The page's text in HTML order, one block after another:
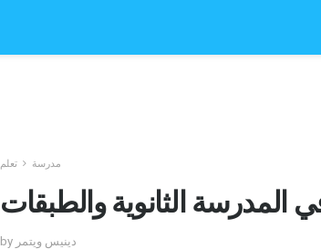
مدرسة تعلم
المدرسة الثانوية والطبقات
by دينيس ويتمر